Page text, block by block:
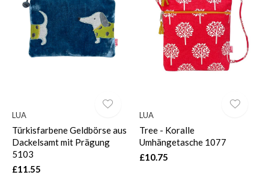
LUA
Türkisfarbene Geldbörse aus
Dackelsamt mit Prägung
5103
£11.55
LUA
Tree - Koralle
Umhängetasche 1077
£10.75